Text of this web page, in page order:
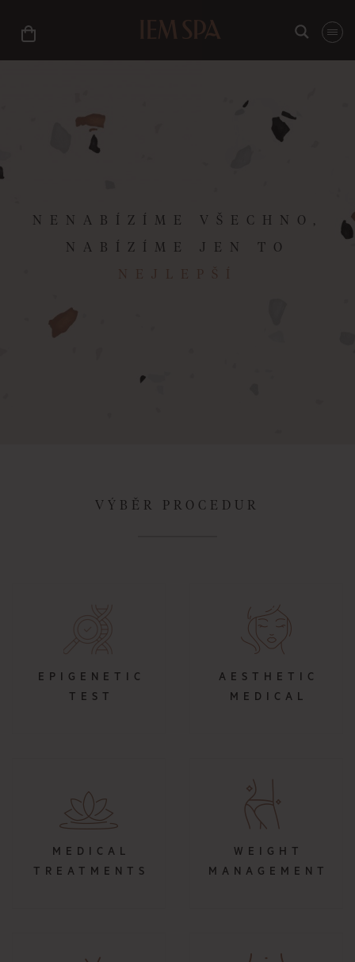
NENABÍZÍME VŠECHNO,
NABÍZÍME JEN TO
NEJLEPŠÍ
VÝBĚR PROCEDUR
EPIGENETIC
TEST
AESTHETIC
MEDICAL
MEDICAL
TREATMENTS
WEIGHT
MANAGEMENT